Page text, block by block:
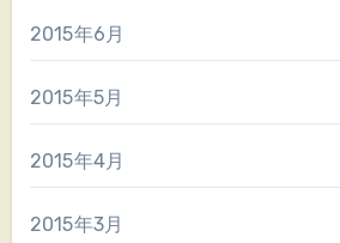
2015年6月
2015年5月
2015年4月
2015年3月